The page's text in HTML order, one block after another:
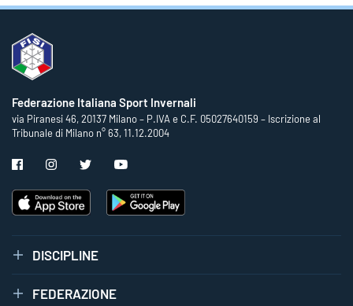
Federazione Italiana Sport Invernali
via Piranesi 46, 20137 Milano – P.IVA e C.F. 05027640159 – Iscrizione al
Tribunale di Milano n° 63, 11.12.2004
DISCIPLINE
FEDERAZIONE